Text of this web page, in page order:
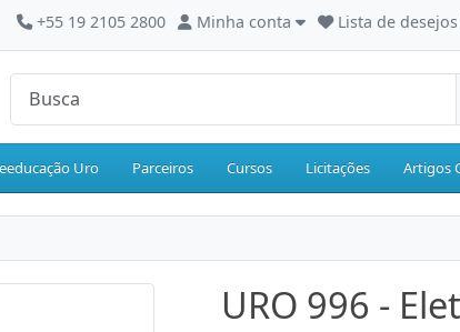
+55 19 2105 2800 Minha conta Lista de desejos
Uro Parceiros Cursos Licitações Artigos
URO 996 -